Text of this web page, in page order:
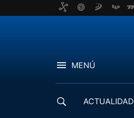
MENÚ
ACTUALIDAD